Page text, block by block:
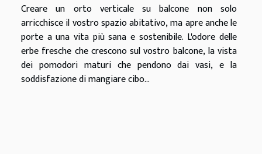
Creare un orto verticale su balcone non solo
arricchisce il vostro spazio abitativo, ma apre anche le
porte a una vita più sana e sostenibile. L'odore delle
erbe fresche che crescono sul vostro balcone, la vista
dei pomodori maturi che pendono dai vasi, e la
soddisfazione di mangiare cibo...